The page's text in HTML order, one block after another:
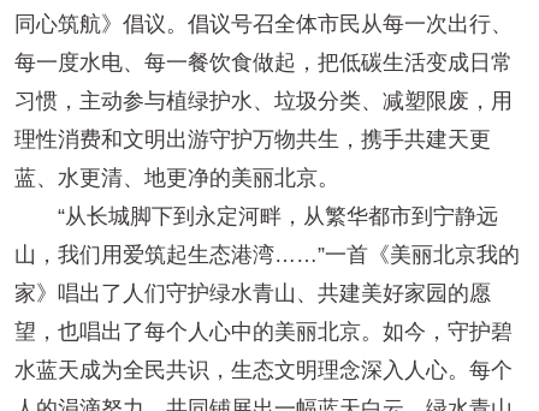
同心筑航》倡议。倡议号召全体市民从每一次出行、
每一度水电、每一餐饮食做起，把低碳生活变成日常
习惯，主动参与植绿护水、垃圾分类、减塑限废，用
理性消费和文明出游守护万物共生，携手共建天更
蓝、水更清、地更净的美丽北京。
“从长城脚下到永定河畔，从繁华都市到宁静远
山，我们用爱筑起生态港湾……”一首《美丽北京我的
家》唱出了人们守护绿水青山、共建美好家园的愿
望，也唱出了每个人心中的美丽北京。如今，守护碧
水蓝天成为全民共识，生态文明理念深入人心。每个